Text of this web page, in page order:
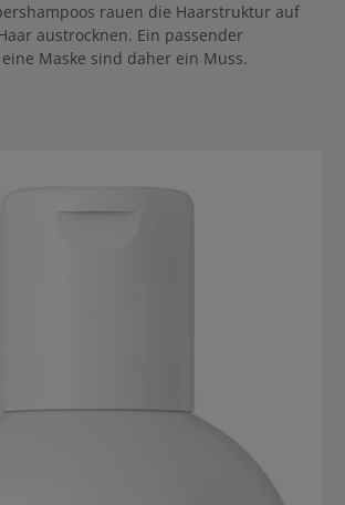
rauen die Haarstruktur auf
austrocknen. Ein passender
Maske sind daher ein Muss.